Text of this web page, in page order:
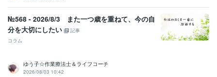
№568 - 2026/8/3 また一つ歳を重ねて、今の自
分を大切にしたい
記事
コラム
ゆう子☆作業療法士＆ライフコーチ
2026/08/03 10:42